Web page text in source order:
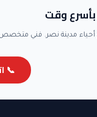
وقت
مدينة نصر. فني
📞